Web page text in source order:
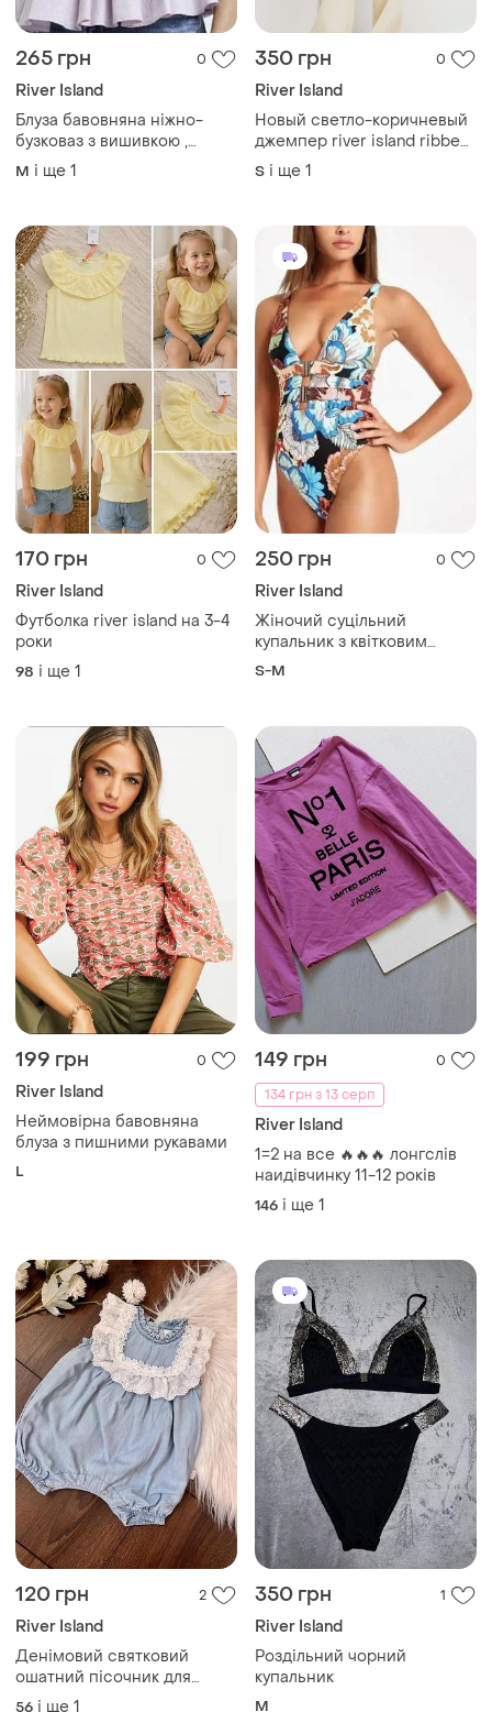
265 грн 0
River Island
Блуза бавовняна ніжно-
бузковаз з вишивкою ,
рюшами ьа баскою river
island
M і ще 1
350 грн 0
River Island
Новый светло-коричневый
джемпер river island ribbed
off the shoulder jumper.
S і ще 1
170 грн 0
River Island
Футболка river island на 3-4
роки
98 і ще 1
250 грн 0
River Island
Жіночий суцільний
купальник з квітковим
принтом
S-M
199 грн 0
River Island
Неймовірна бавовняна
блуза з пишними рукавами
L
149 грн
0
134 грн з 13 серп
River Island
1=2 на все 🔥🔥🔥 лонгслів
наидівчинку 11-12 років
146 і ще 1
120 грн 2
River Island
Денімовий святковий
ошатний пісочник для
новонародженої дівчину. 0-
56 і ще 1
350 грн 1
River Island
Роздільний чорний
купальник
M